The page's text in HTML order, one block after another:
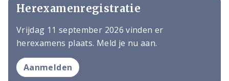
Herexamenregistratie
Vrijdag 11 september 2026 vinden er
herexamens plaats. Meld je nu aan.
Aanmelden